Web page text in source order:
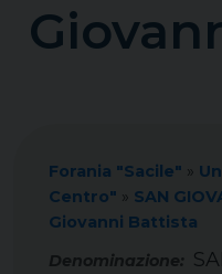
Forania "Sacile" »
Centro" » SAN
Giovanni Battista